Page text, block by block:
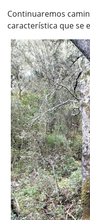
Continuaremos
característica que se